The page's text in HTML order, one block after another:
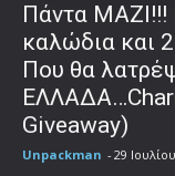
Πάντα
καλώδια και
Που θα
Giveaway)
Unpackman - 29